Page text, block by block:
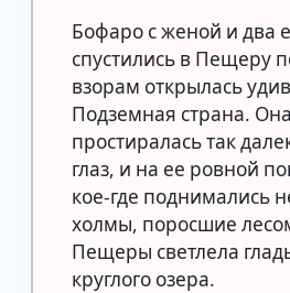
Бофаро с женой и два
спустились в Пещеру
взорам открылась
Подземная страна. Она
простиралась так
глаз, и на ее ровной
кое-где поднимались
холмы, поросшие
Пещеры светлела
круглого озера.